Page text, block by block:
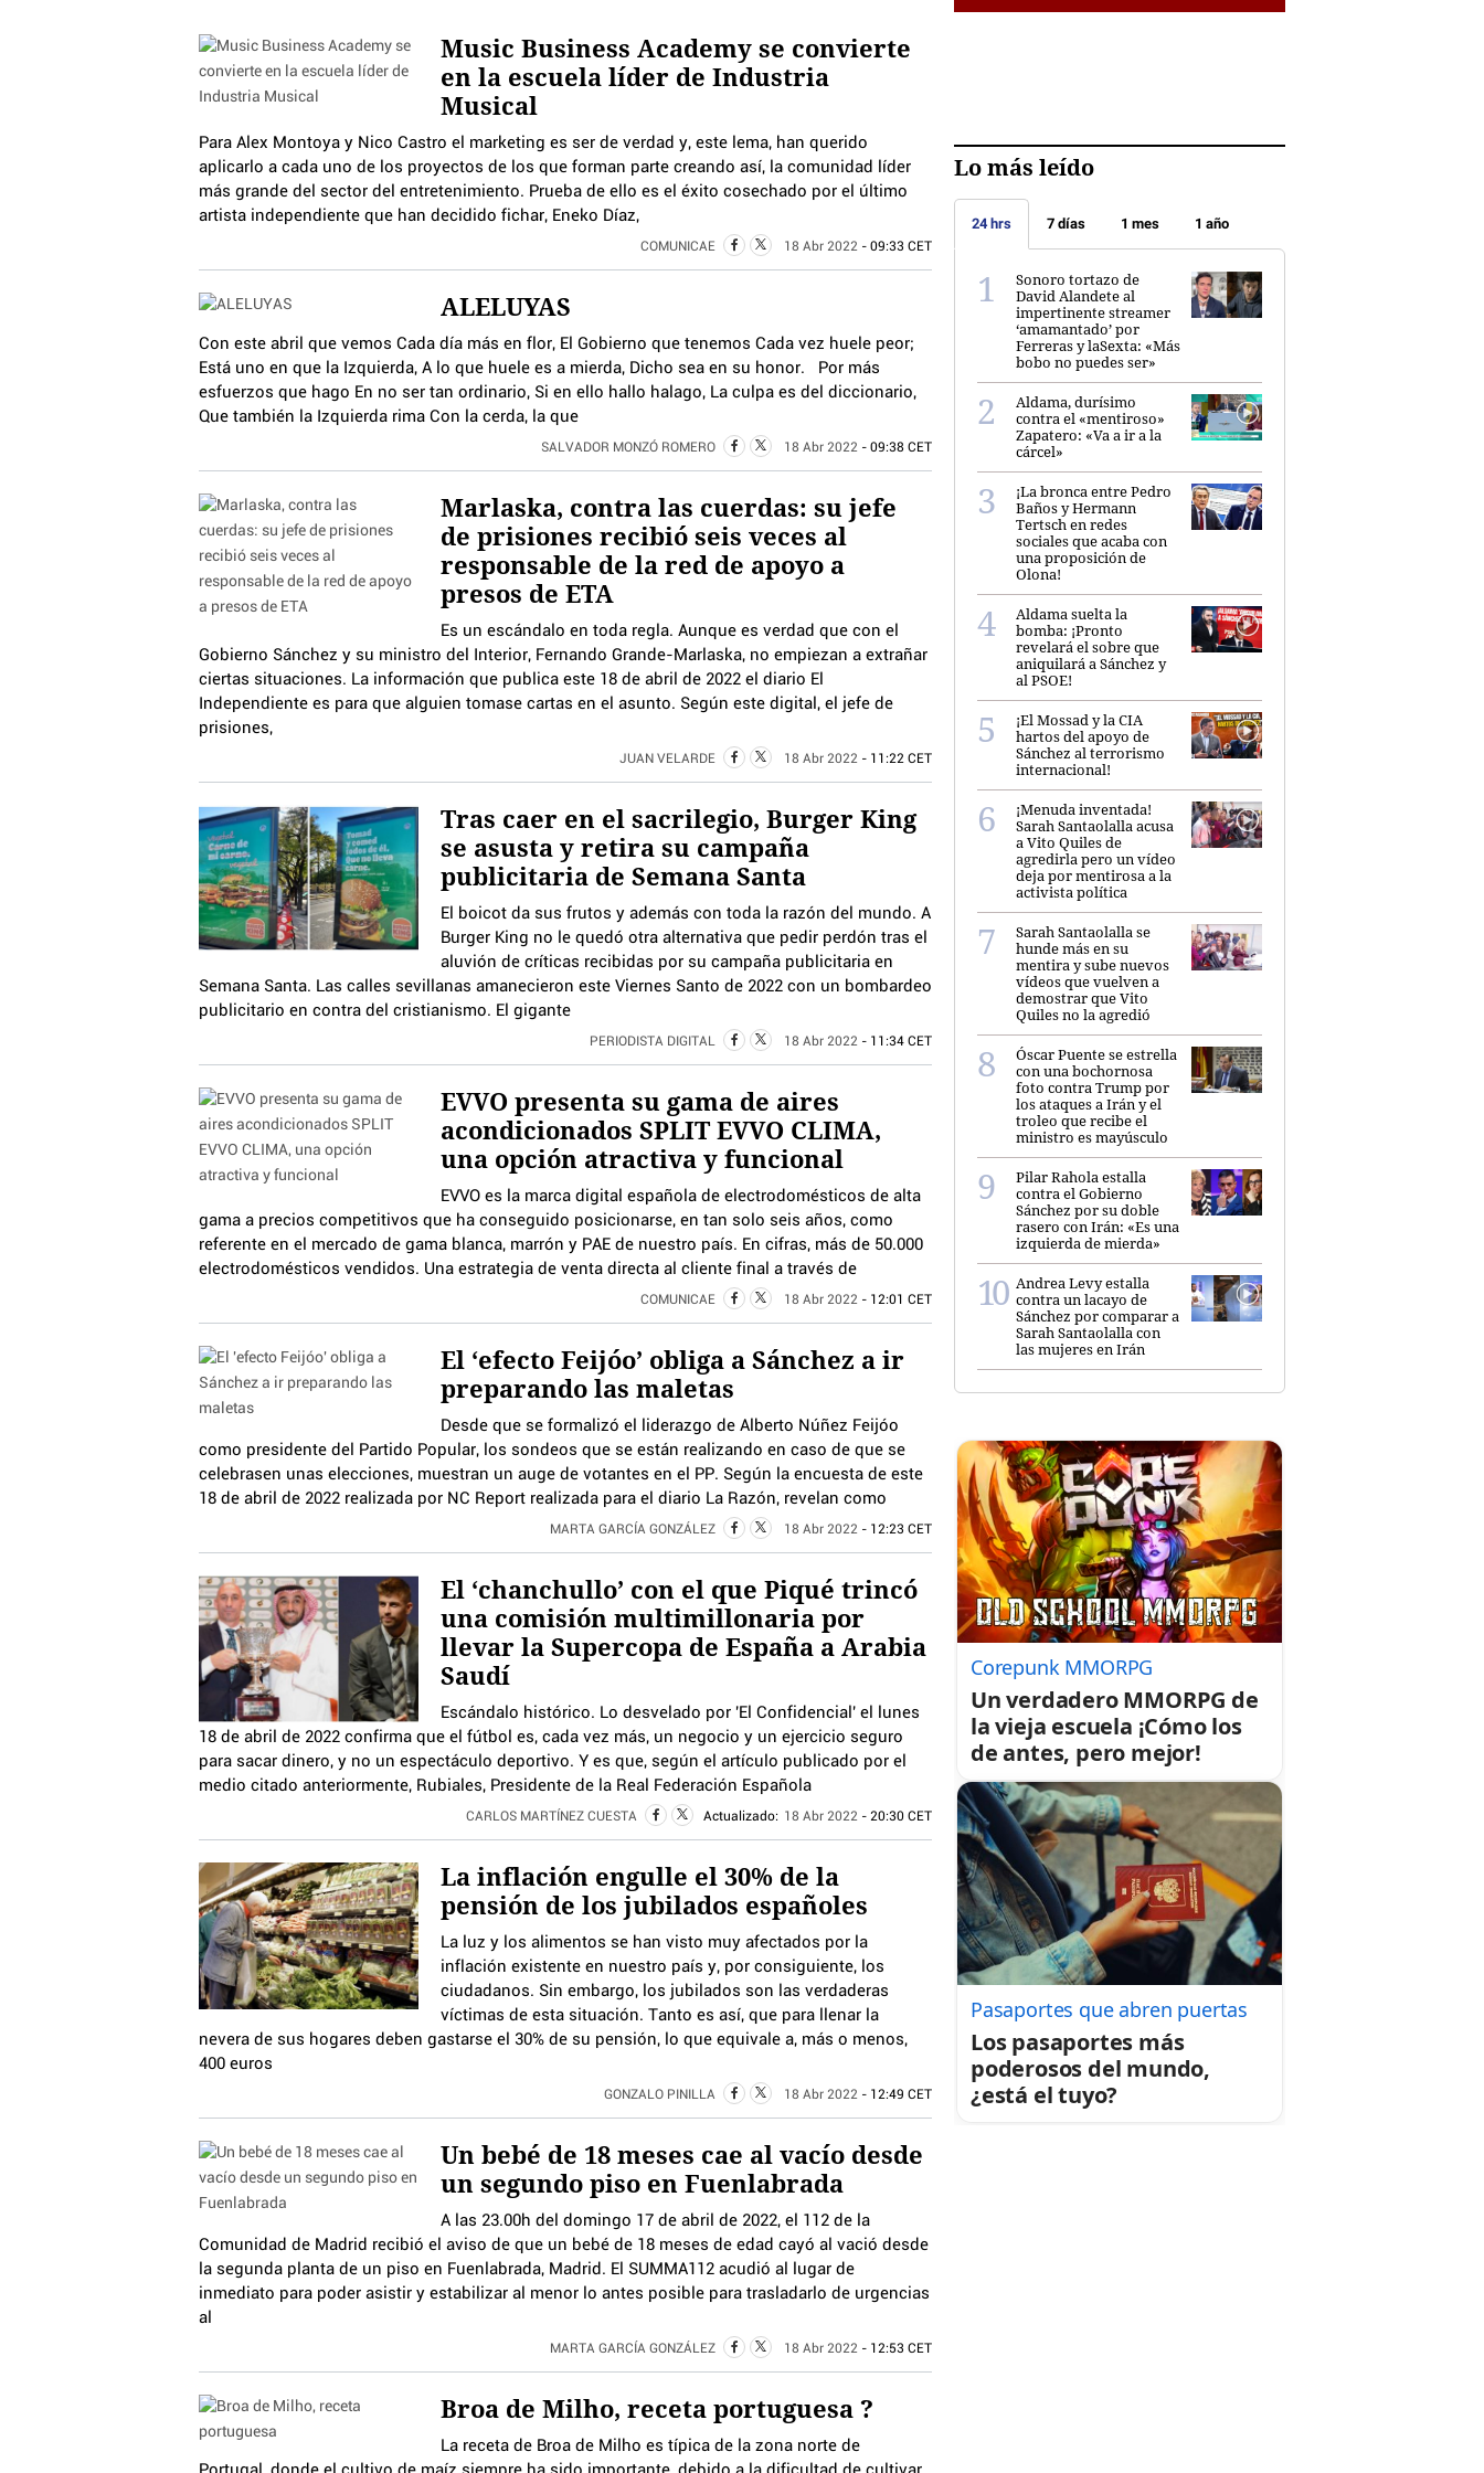
Music Business Academy se convierte
en la escuela líder de Industria
Musical
Para Alex Montoya y Nico Castro el marketing es ser de verdad y, este lema, han querido
aplicarlo a cada uno de los proyectos de los que forman parte creando así, la comunidad líder
más grande del sector del entretenimiento. Prueba de ello es el éxito cosechado por el último
artista independiente que han decidido fichar, Eneko Díaz,
COMUNICAE 18 Abr 2022 - 09:33 CET
ALELUYAS
Con este abril que vemos Cada día más en flor, El Gobierno que tenemos Cada vez huele peor;
Está uno en que la Izquierda, A lo que huele es a mierda, Dicho sea en su honor. Por más
esfuerzos que hago En no ser tan ordinario, Si en ello hallo halago, La culpa es del diccionario,
Que también la Izquierda rima Con la cerda, la que
SALVADOR MONZÓ ROMERO 18 Abr 2022 - 09:38 CET
Marlaska, contra las cuerdas: su jefe
de prisiones recibió seis veces al
responsable de la red de apoyo a
presos de ETA
Es un escándalo en toda regla. Aunque es verdad que con el
Gobierno Sánchez y su ministro del Interior, Fernando Grande-Marlaska, no empiezan a extrañar
ciertas situaciones. La información que publica este 18 de abril de 2022 el diario El
Independiente es para que alguien tomase cartas en el asunto. Según este digital, el jefe de
prisiones,
JUAN VELARDE 18 Abr 2022 - 11:22 CET
Tras caer en el sacrilegio, Burger King
se asusta y retira su campaña
publicitaria de Semana Santa
El boicot da sus frutos y además con toda la razón del mundo. A
Burger King no le quedó otra alternativa que pedir perdón tras el
aluvión de críticas recibidas por su campaña publicitaria en
Semana Santa. Las calles sevillanas amanecieron este Viernes Santo de 2022 con un bombardeo
publicitario en contra del cristianismo. El gigante
PERIODISTA DIGITAL 18 Abr 2022 - 11:34 CET
EVVO presenta su gama de aires
acondicionados SPLIT EVVO CLIMA,
una opción atractiva y funcional
EVVO es la marca digital española de electrodomésticos de alta
gama a precios competitivos que ha conseguido posicionarse, en tan solo seis años, como
referente en el mercado de gama blanca, marrón y PAE de nuestro país. En cifras, más de 50.000
electrodomésticos vendidos. Una estrategia de venta directa al cliente final a través de
COMUNICAE 18 Abr 2022 - 12:01 CET
El ‘efecto Feijóo’ obliga a Sánchez a ir
preparando las maletas
Desde que se formalizó el liderazgo de Alberto Núñez Feijóo
como presidente del Partido Popular, los sondeos que se están realizando en caso de que se
celebrasen unas elecciones, muestran un auge de votantes en el PP. Según la encuesta de este
18 de abril de 2022 realizada por NC Report realizada para el diario La Razón, revelan como
MARTA GARCÍA GONZÁLEZ 18 Abr 2022 - 12:23 CET
El ‘chanchullo’ con el que Piqué trincó
una comisión multimillonaria por
llevar la Supercopa de España a Arabia
Saudí
Escándalo histórico. Lo desvelado por 'El Confidencial' el lunes
18 de abril de 2022 confirma que el fútbol es, cada vez más, un negocio y un ejercicio seguro
para sacar dinero, y no un espectáculo deportivo. Y es que, según el artículo publicado por el
medio citado anteriormente, Rubiales, Presidente de la Real Federación Española
CARLOS MARTÍNEZ CUESTA Actualizado: 18 Abr 2022 - 20:30 CET
La inflación engulle el 30% de la
pensión de los jubilados españoles
La luz y los alimentos se han visto muy afectados por la
inflación existente en nuestro país y, por consiguiente, los
ciudadanos. Sin embargo, los jubilados son las verdaderas
víctimas de esta situación. Tanto es así, que para llenar la
nevera de sus hogares deben gastarse el 30% de su pensión, lo que equivale a, más o menos,
400 euros
GONZALO PINILLA 18 Abr 2022 - 12:49 CET
Un bebé de 18 meses cae al vacío desde
un segundo piso en Fuenlabrada
A las 23.00h del domingo 17 de abril de 2022, el 112 de la
Comunidad de Madrid recibió el aviso de que un bebé de 18 meses de edad cayó al vació desde
la segunda planta de un piso en Fuenlabrada, Madrid. El SUMMA112 acudió al lugar de
inmediato para poder asistir y estabilizar al menor lo antes posible para trasladarlo de urgencias
al
MARTA GARCÍA GONZÁLEZ 18 Abr 2022 - 12:53 CET
Broa de Milho, receta portuguesa ?
La receta de Broa de Milho es típica de la zona norte de
Lo más leído
24 hrs 7 días 1 mes 1 año
Sonoro tortazo de
David Alandete al
impertinente streamer
‘amamantado’ por
Ferreras y laSexta: «Más
bobo no puedes ser»
Aldama, durísimo
contra el «mentiroso»
Zapatero: «Va a ir a la
cárcel»
¡La bronca entre Pedro
Baños y Hermann
Tertsch en redes
sociales que acaba con
una proposición de
Olona!
Aldama suelta la
bomba: ¡Pronto
revelará el sobre que
aniquilará a Sánchez y
al PSOE!
¡El Mossad y la CIA
hartos del apoyo de
Sánchez al terrorismo
internacional!
¡Menuda inventada!
Sarah Santaolalla acusa
a Vito Quiles de
agredirla pero un vídeo
deja por mentirosa a la
activista política
Sarah Santaolalla se
hunde más en su
mentira y sube nuevos
vídeos que vuelven a
demostrar que Vito
Quiles no la agredió
Óscar Puente se estrella
con una bochornosa
foto contra Trump por
los ataques a Irán y el
troleo que recibe el
ministro es mayúsculo
Pilar Rahola estalla
contra el Gobierno
Sánchez por su doble
rasero con Irán: «Es una
izquierda de mierda»
Andrea Levy estalla
contra un lacayo de
Sánchez por comparar a
Sarah Santaolalla con
las mujeres en Irán
Corepunk MMORPG
Un verdadero MMORPG de
la vieja escuela ¡Cómo los
de antes, pero mejor!
Pasaportes que abren puertas
Los pasaportes más
poderosos del mundo,
¿está el tuyo?